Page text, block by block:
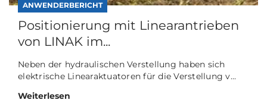
ANWENDERBERICHT
Positionierung mit Linearantrieben
von LINAK im...
Neben der hydraulischen Verstellung haben sich
elektrische Linearaktuatoren für die Verstellung v...
Weiterlesen